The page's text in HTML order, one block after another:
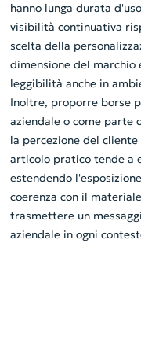
hanno lunga durata
visibilità continuativa
scelta della
dimensione del
leggibilità anche in
Inoltre, proporre borse
aziendale o come parte
la percezione del
articolo pratico tende a
estendendo
coerenza con il
trasmettere un
aziendale in ogni